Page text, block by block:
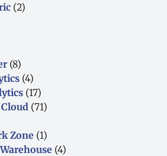
(2)
(8)
(4)
(17)
(71)
Zone (1)
(4)